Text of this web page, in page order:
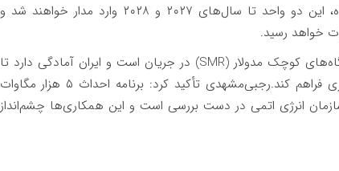
حال احداث هستند. بر اساس برنامه‌ریزی انجام‌شده، این دو واحد تا سال‌های ۲۰۲۷ و ۲۰۲۸ وارد مدار خواهند شد و
خواهد رسید.
وی اضافه کرد: همچنین مذاکراتی برای توسعه نیروگاه‌های کوچک مدولار (SMR) در جریان است و ایران آمادگی دارد تا
نقاط اتصال مناسب این واحدها را در شبکه سراسری فراهم کند.رجبی‌مشهدی تأکید کرد: برنامه احداث ۵ هزار مگاوات
انرژی اتمی در دست بررسی است و این همکاری‌ها چشم‌انداز